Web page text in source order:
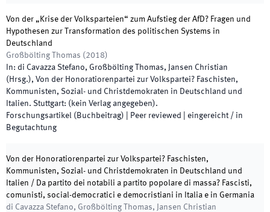
Von der „Krise der Volksparteien“ zum Aufstieg der AfD? Fragen und
Hypothesen zur Transformation des politischen Systems in
Deutschland
Großbölting Thomas ( 2018)
In: di Cavazza Stefano, Großbölting Thomas, Jansen Christian
( Hrsg.), Von der Honoratiorenpartei zur Volkspartei? Faschisten,
Kommunisten, Sozial- und Christdemokraten in Deutschland und
Italien. Stuttgart: ( kein Verlag angegeben).
Forschungsartikel (Buchbeitrag) | Peer reviewed
eingereicht / in
Begutachtung
Von der Honoratiorenpartei zur Volkspartei? Faschisten,
Kommunisten, Sozial- und Christdemokraten in Deutschland und
Italien / Da partito dei notabili a partito popolare di massa? Fascisti,
comunisti, social-democratici e democristiani in Italia e in Germania
di Cavazza Stefano, Großbölting Thomas, Jansen Christian